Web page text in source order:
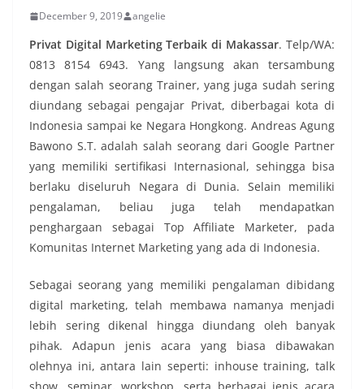
December 9, 2019 angelie
Privat Digital Marketing Terbaik di Makassar. Telp/WA:
0813 8154 6943. Yang langsung akan tersambung
dengan salah seorang Trainer, yang juga sudah sering
diundang sebagai pengajar Privat, diberbagai kota di
Indonesia sampai ke Negara Hongkong. Andreas Agung
Bawono S.T. adalah salah seorang dari Google Partner
yang memiliki sertifikasi Internasional, sehingga bisa
berlaku diseluruh Negara di Dunia. Selain memiliki
pengalaman, beliau juga telah mendapatkan
penghargaan sebagai Top Affiliate Marketer, pada
Komunitas Internet Marketing yang ada di Indonesia.
Sebagai seorang yang memiliki pengalaman dibidang
digital marketing, telah membawa namanya menjadi
lebih sering dikenal hingga diundang oleh banyak
pihak. Adapun jenis acara yang biasa dibawakan
olehnya ini, antara lain seperti: inhouse training, talk